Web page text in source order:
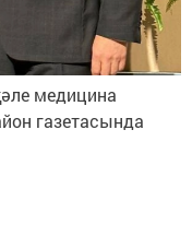
медицина
газетасында